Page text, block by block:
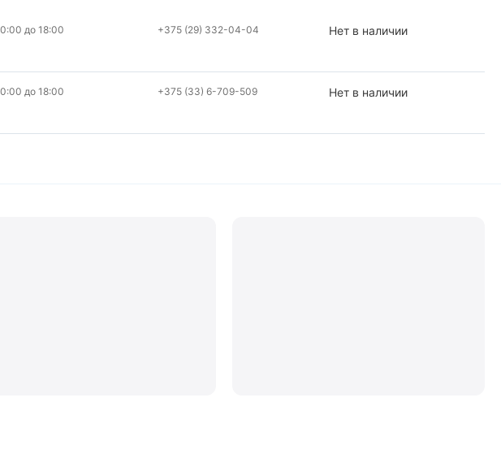
до 18:00 +375 (29) 332-04-04 Нет в наличии
до 18:00 +375 (33) 6-709-509 Нет в наличии